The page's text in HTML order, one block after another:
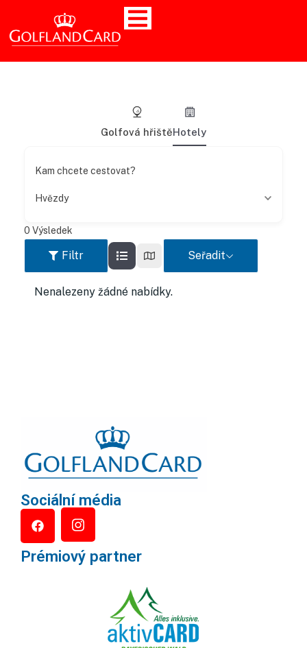
Golfová hřištěHotely
Kam chcete cestovat?
Hvězdy
0 Výsledek
Filtr Seřadit
Nenalezeny žádné nabídky.
Sociální média
Prémiový partner